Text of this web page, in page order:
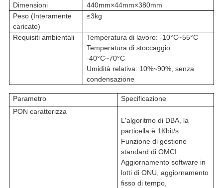
Dimensioni
440mm×44mm×380mm
Peso (Interamente
caricato)
≤3kg
Requisiti ambientali
Temperatura di lavoro: -10°C~55°C
Temperatura di stoccaggio:
-40°C~70°C
Umidità relativa: 10%~90%, senza
condensazione
Parametro
Specificazione
PON caratterizza
L'algoritmo di DBA, la
particella è 1Kbit/s
Funzione di gestione
standard di OMCI
Aggiornamento software in
lotti di ONU, aggiornamento
fisso di tempo,